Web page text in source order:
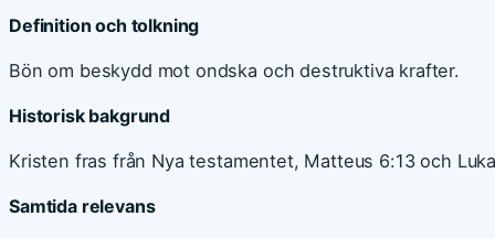
Definition och tolkning
Bön om beskydd mot ondska och destruktiva krafter.
Historisk bakgrund
Kristen fras från Nya testamentet, Matteus 6:13 och
Samtida relevans